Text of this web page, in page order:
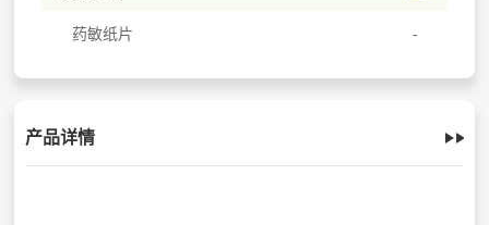
药敏纸片
产品详情